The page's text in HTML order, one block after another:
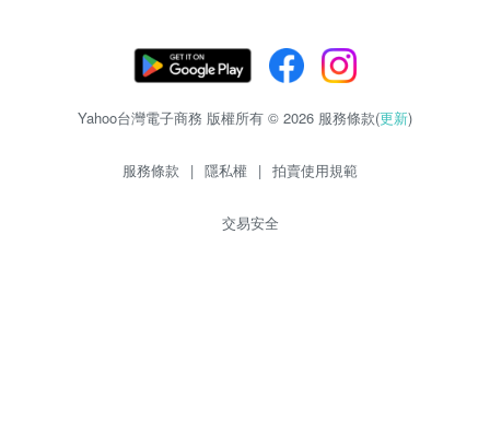
Yahoo台灣電子商務 版權所有 © 2026 服務條款(更新)
服務條款 | 隱私權 | 拍賣使用規範
交易安全